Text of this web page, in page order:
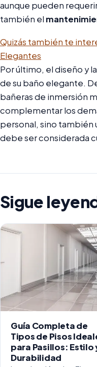
aunque pueden
también el
Quizás también te
Elegantes
Por último, el diseño y
de su baño elegante.
bañeras de inmersión
complementar los
personal, sino también
debe ser considerada
Sigue
Guía Completa de
Tipos de Pisos
para Pasillos: Estilo
Durabilidad